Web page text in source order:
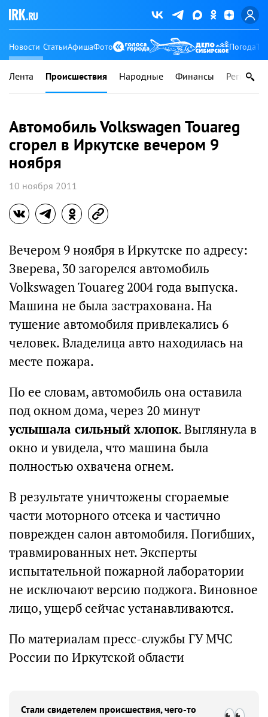
Новости СтатьиАфишаФото Погода
Лента Происшествия Народные Финансы Регионы
Автомобиль Volkswagen Touareg
сгорел в Иркутске вечером 9
ноября
10 ноября 2011
Вечером 9 ноября в Иркутске по адресу:
Зверева, 30 загорелся автомобиль
Volkswagen Touareg 2004 года выпуска.
Машина не была застрахована. На
тушение автомобиля привлекались 6
человек. Владелица авто находилась на
месте пожара.
По ее словам, автомобиль она оставила
под окном дома, через 20 минут
услышала сильный хлопок. Выглянула в
окно и увидела, что машина была
полностью охвачена огнем.
В результате уничтожены сгораемые
части моторного отсека и частично
поврежден салон автомобиля. Погибших,
травмированных нет. Эксперты
испытательной пожарной лаборатории
не исключают версию поджога. Виновное
лицо, ущерб сейчас устанавливаются.
По материалам пресс-службы ГУ МЧС
России по Иркутской области
Стали свидетелем происшествия, чего-то